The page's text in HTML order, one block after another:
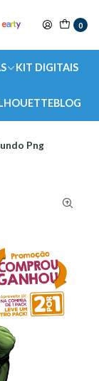
0
KIT DIGITAIS
BLOG
Png